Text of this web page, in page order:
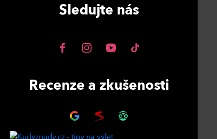
Sledujte nás
Recenze a zkušenosti